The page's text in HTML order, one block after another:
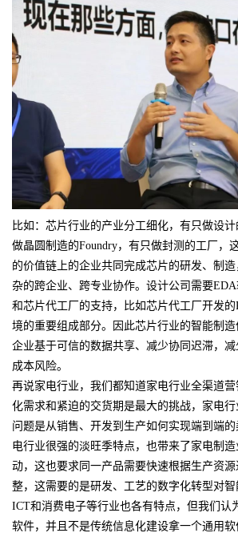
比如：芯片行业的产业分工细化，有只做设计
做晶圆制造的Foundry，有只做封测的工厂，
的价值链上的企业共同完成芯片的研发、制
杂的跨企业、跨专业协作。设计公司需要
和芯片代工厂的支持，比如芯片代工厂开发
境的重要组成部分。因此芯片行业的智能制
企业基于可信的数据共享、减少协同迟滞，
成本风险。
再说家电行业，我们都知道家电行业全渠道
化需求和紧迫的交货期是最大的挑战，家电
问题是从销售、开发到生产如何实现端到端
电行业很强的淡旺季特点，也带来了家电制
动，这也要求同一产品需要快速根据生产资
整，这需要的是研发、工艺的数字化转型对智
ICT和消费电子等行业也各有特点，但我们认
软件，并且不是传统信息化建设拿一个通用